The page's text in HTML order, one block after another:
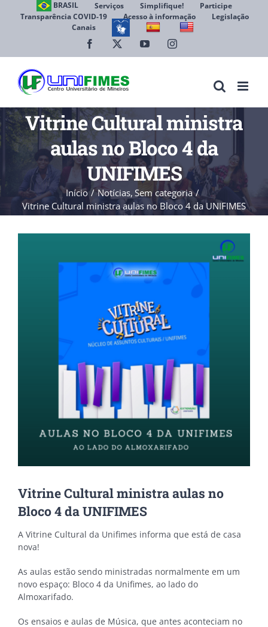
BRASIL Serviços Simplifique!
Participe
Transparência COVID-19
Acesso à informação
Legislação
Canais
Facebook YouTubeInstagram
Vitrine Cultural ministra
aulas no Bloco 4 da
UNIFIMES
Início Notícias Sem categoria
Vitrine Cultural ministra aulas no Bloco 4 da UNIFIMES
Vitrine Cultural ministra aulas no
Bloco 4 da UNIFIMES
A Vitrine Cultural da Unifimes informa que está de casa
nova!
As aulas estão sendo ministradas normalmente em um
novo espaço: Bloco 4 da Unifimes, ao lado do
Almoxarifado.
Os ensaios e aulas de Música, que antes aconteciam no